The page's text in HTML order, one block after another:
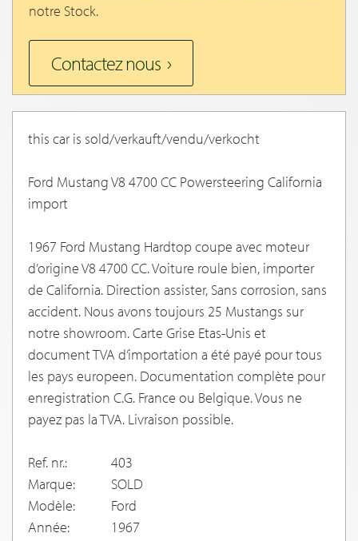
notre Stock.
Contactez nous
this car is sold/verkauft/vendu/verkocht
Ford Mustang V8 4700 CC Powersteering California
import
1967 Ford Mustang Hardtop coupe avec moteur
d’origine V8 4700 CC. Voiture roule bien, importer
de California. Direction assister, Sans corrosion, sans
accident. Nous avons toujours 25 Mustangs sur
notre showroom. Carte Grise Etas-Unis et
document TVA d’importation a été payé pour tous
les pays europeen. Documentation complète pour
enregistration C.G. France ou Belgique. Vous ne
payez pas la TVA. Livraison possible.
Ref. nr.:
403
Marque:
SOLD
Modèle:
Ford
Année:
1967